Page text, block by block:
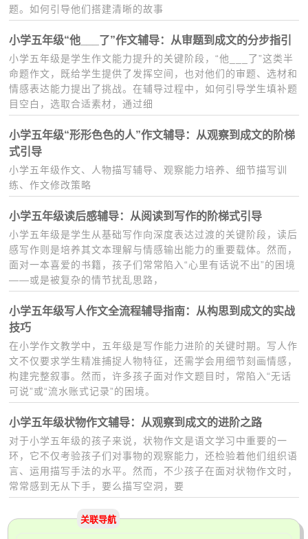
题。如何引导他们搭建清晰的故事
小学五年级“他___了”作文辅导：从审题到成文的分步指引
小学五年级是学生作文能力提升的关键阶段，“他___了”这类半
命题作文，既给学生提供了发挥空间，也对他们的审题、选材和
情感表达能力提出了挑战。在辅导过程中，如何引导学生填补题
目空白，选取合适素材，通过细
小学五年级“形形色色的人”作文辅导：从观察到成文的阶梯
式引导
小学五年级作文、人物描写辅导、观察能力培养、细节描写训
练、作文修改策略
小学五年级读后感辅导：从阅读到写作的阶梯式引导
小学五年级是学生从基础写作向深度表达过渡的关键阶段，读后
感写作则是培养其文本理解与情感输出能力的重要载体。然而，
面对一本喜爱的书籍，孩子们常常陷入“心里有话说不出”的困境
——或是被复杂的情节扰乱思路，
小学五年级写人作文全流程辅导指南：从构思到成文的实战
技巧
在小学作文教学中，五年级是写作能力进阶的关键时期。写人作
文不仅要求学生精准捕捉人物特征，还需学会用细节刻画情感，
构建完整叙事。然而，许多孩子面对作文题目时，常陷入“无话
可说”或“流水账式记录”的困境。
小学五年级状物作文辅导：从观察到成文的进阶之路
对于小学五年级的孩子来说，状物作文是语文学习中重要的一
环，它不仅考验孩子们对事物的观察能力，还检验着他们组织语
言、运用描写手法的水平。然而，不少孩子在面对状物作文时，
常常感到无从下手，要么描写空洞，要
关联导航